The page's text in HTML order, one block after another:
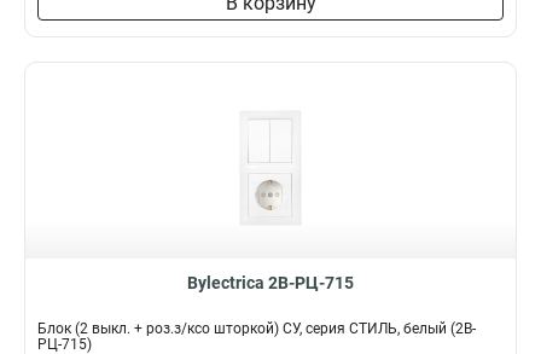
Bylectrica 2В-РЦ-715
Блок (2 выкл. + роз.з/ксо шторкой) СУ, серия СТИЛЬ, белый (2В-
РЦ-715)